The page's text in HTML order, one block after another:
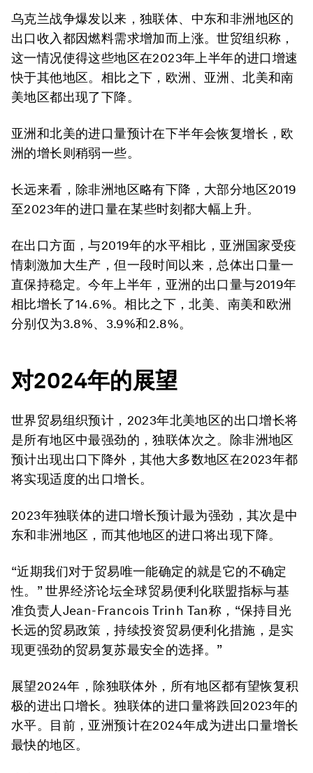
乌克兰战争爆发以来，独联体、中东和非洲地区的
出口收入都因燃料需求增加而上涨。世贸组织称，
这一情况使得这些地区在2023年上半年的进口增速
快于其他地区。相比之下，欧洲、亚洲、北美和南
美地区都出现了下降。
亚洲和北美的进口量预计在下半年会恢复增长，欧
洲的增长则稍弱一些。
长远来看，除非洲地区略有下降，大部分地区2019
至2023年的进口量在某些时刻都大幅上升。
在出口方面，与2019年的水平相比，亚洲国家受疫
情刺激加大生产，但一段时间以来，总体出口量一
直保持稳定。今年上半年，亚洲的出口量与2019年
相比增长了14.6%。相比之下，北美、南美和欧洲
分别仅为3.8%、3.9%和2.8%。
对2024年的展望
世界贸易组织预计，2023年北美地区的出口增长将
是所有地区中最强劲的，独联体次之。除非洲地区
预计出现出口下降外，其他大多数地区在2023年都
将实现适度的出口增长。
2023年独联体的进口增长预计最为强劲，其次是中
东和非洲地区，而其他地区的进口将出现下降。
“近期我们对于贸易唯一能确定的就是它的不确定
性。” 世界经济论坛全球贸易便利化联盟指标与基
准负责人Jean-Francois Trinh Tan称，“保持目光
长远的贸易政策，持续投资贸易便利化措施，是实
现更强劲的贸易复苏最安全的选择。”
展望2024年，除独联体外，所有地区都有望恢复积
极的进出口增长。独联体的进口量将跌回2023年的
水平。目前，亚洲预计在2024年成为进出口量增长
最快的地区。